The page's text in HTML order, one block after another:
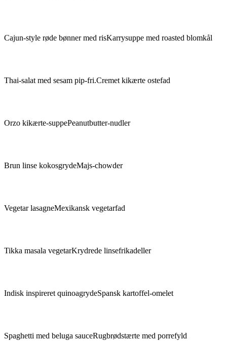
Cajun-style røde bønner med risKarrysuppe med roasted blomkål
Thai-salat med sesam pip-fri.Cremet kikærte ostefad
Orzo kikærte-suppePeanutbutter-nudler
Brun linse kokosgrydeMajs-chowder
Vegetar lasagneMexikansk vegetarfad
Tikka masala vegetarKrydrede linsefrikadeller
Indisk inspireret quinoagrydeSpansk kartoffel-omelet
Spaghetti med beluga sauceRugbrødstærte med porrefyld